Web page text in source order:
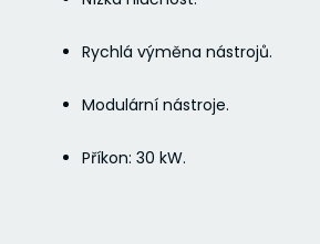
Rychlá výměna nástrojů.
Modulární nástroje.
Příkon: 30 kW.